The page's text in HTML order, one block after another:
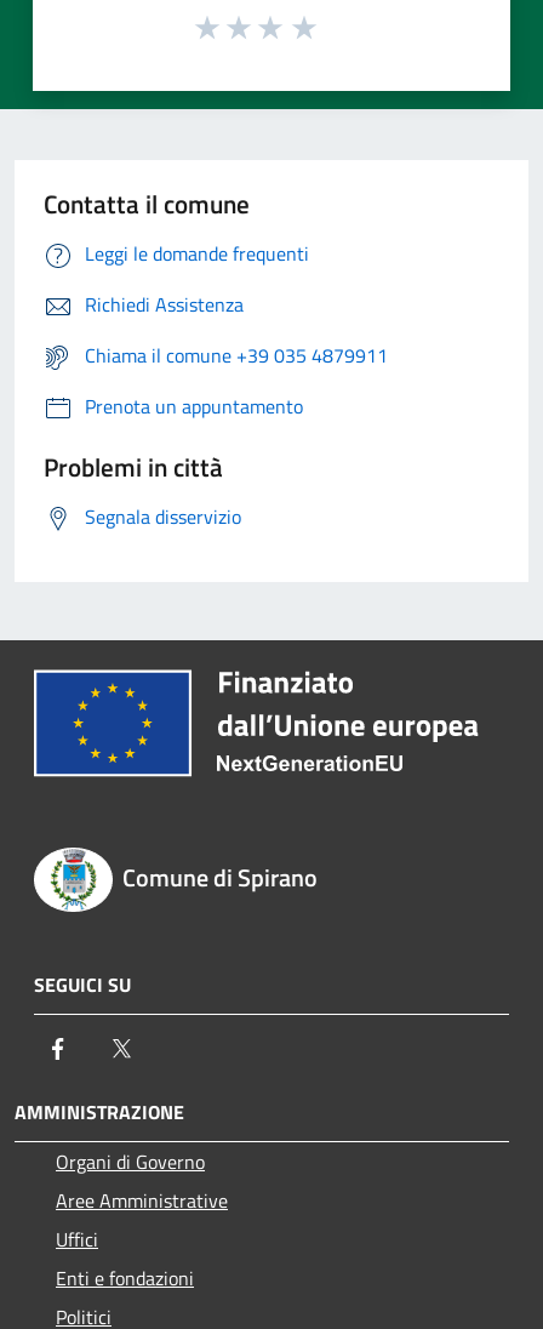
Contatta il comune
Leggi le domande frequenti
Richiedi Assistenza
Chiama il comune +39 035 4879911
Prenota un appuntamento
Problemi in città
Segnala disservizio
Comune di Spirano
SEGUICI SU
Facebook
AMMINISTRAZIONE
Organi di Governo
Aree Amministrative
Uffici
Enti e fondazioni
Politici